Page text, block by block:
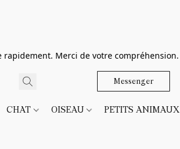
Merci de votre compréhension.
Messenger
CHAT OISEAU PETITS ANIMAUX